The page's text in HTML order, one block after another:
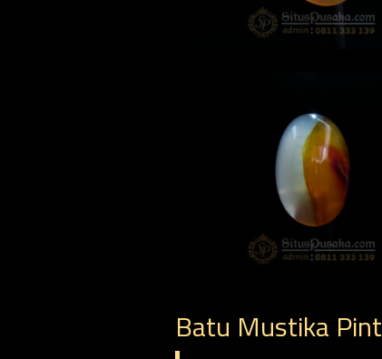
Batu Mustika